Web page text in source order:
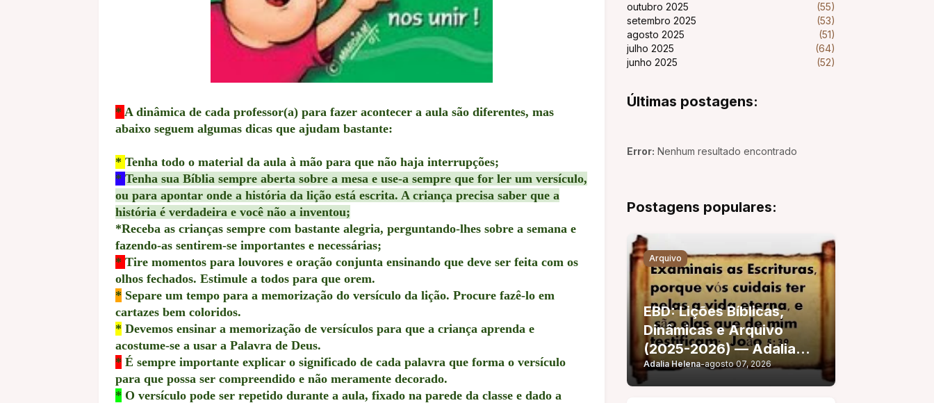
* A dinâmica de cada professor(a) para fazer acontecer a aula são diferentes, mas
abaixo seguem algumas dicas que ajudam bastante:
* Tenha todo o material da aula à mão para que não haja interrupções;
* Tenha sua Bíblia sempre aberta sobre a mesa e use-a sempre que for ler um versículo,
ou para apontar onde a história da lição está escrita. A criança precisa saber que a
história é verdadeira e você não a inventou;
*Receba as crianças sempre com bastante alegria, perguntando-lhes sobre a semana e
fazendo-as sentirem-se importantes e necessárias;
* Tire momentos para louvores e oração conjunta ensinando que deve ser feita com os
olhos fechados. Estimule a todos para que orem.
* Separe um tempo para a memorização do versículo da lição. Procure fazê-lo em
cartazes bem coloridos.
* Devemos ensinar a memorização de versículos para que a criança aprenda e
acostume-se a usar a Palavra de Deus.
* É sempre importante explicar o significado de cada palavra que forma o versículo
para que possa ser compreendido e não meramente decorado.
* O versículo pode ser repetido durante a aula, fixado na parede da classe e dado a
outubro 2025
(55)
setembro 2025
(53)
agosto 2025
(51)
julho 2025
(64)
junho 2025
(52)
Últimas postagens:
Error: Nenhum resultado encontrado
Postagens populares:
Arquivo
EBD: Lições Bíblicas,
Dinâmicas e Arquivo
(2025-2026) — Adalia
Helena
Adalia Helena-agosto 07, 2026